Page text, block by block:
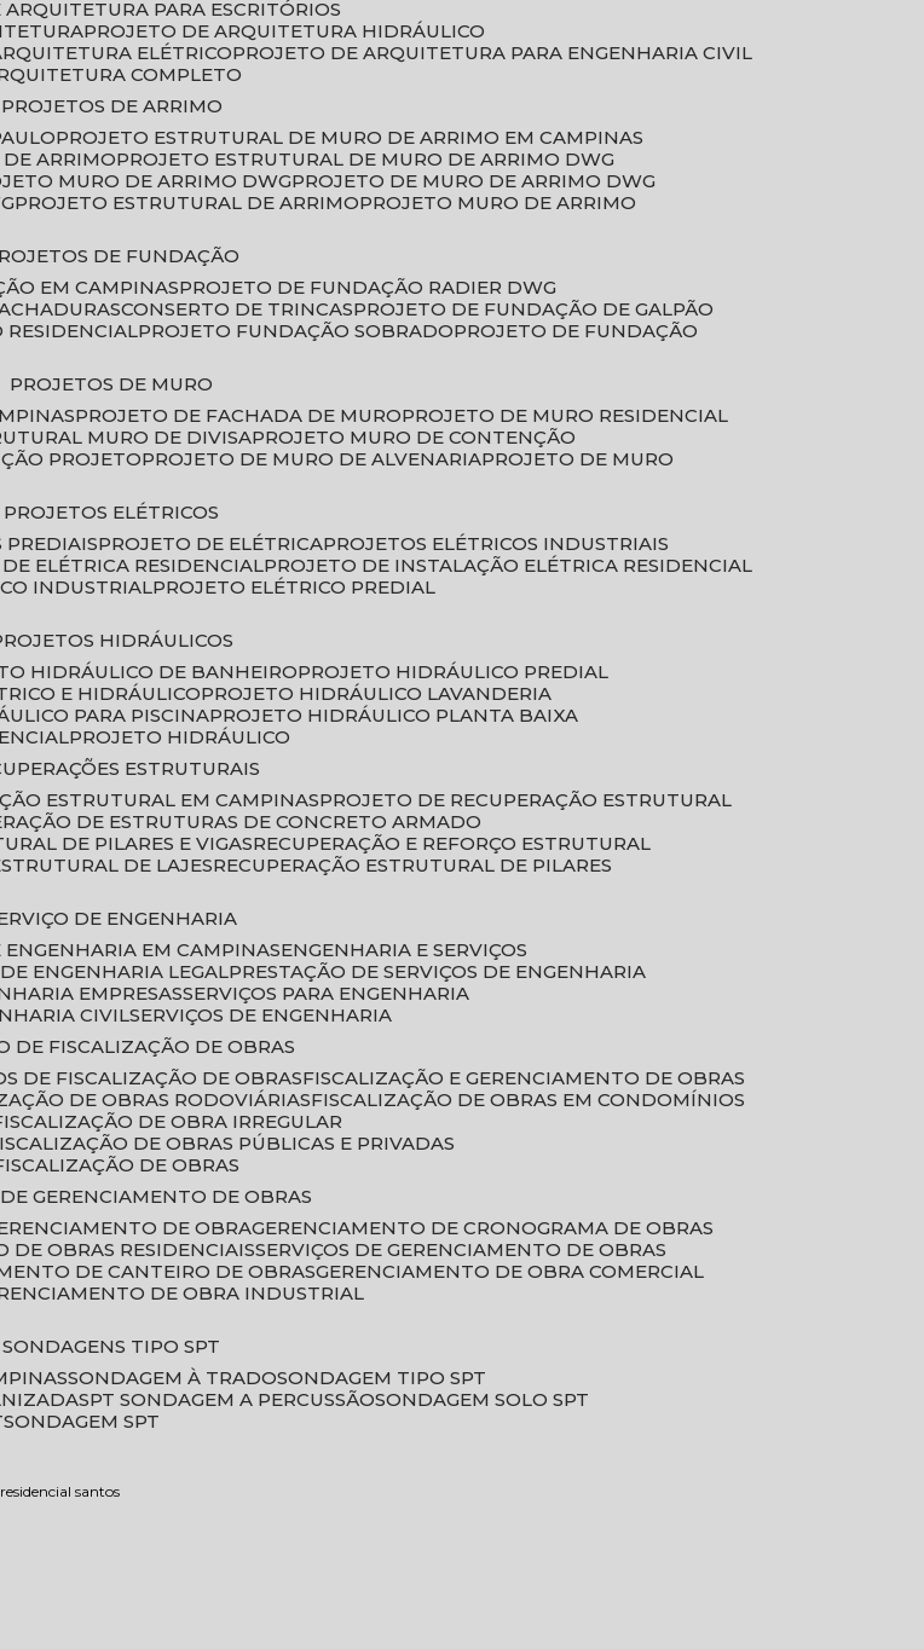
ARQUITETURA PARA ESCRITÓRIOS
PROJETO DE ARQUITETURA HIDRÁULICO
ELÉTRICO
PROJETO DE ARQUITETURA PARA ENGENHARIA CIVIL
COMPLETO
PROJETOS DE ARRIMO
PROJETO ESTRUTURAL DE MURO DE ARRIMO EM CAMPINAS
DE ARRIMO
PROJETO ESTRUTURAL DE MURO DE ARRIMO DWG
MURO DE ARRIMO DWG
PROJETO DE MURO DE ARRIMO DWG
PROJETO ESTRUTURAL DE ARRIMO
PROJETO MURO DE ARRIMO
PROJETOS DE FUNDAÇÃO
EM CAMPINAS
PROJETO DE FUNDAÇÃO RADIER DWG
CONSERTO DE TRINCAS
PROJETO DE FUNDAÇÃO DE GALPÃO
RESIDENCIAL PROJETO FUNDAÇÃO SOBRADO
PROJETO DE FUNDAÇÃO
PROJETOS DE MURO
PROJETO DE FACHADA DE MURO
PROJETO DE MURO RESIDENCIAL
MURO DE DIVISA
PROJETO MURO DE CONTENÇÃO
PROJETO PROJETO DE MURO DE ALVENARIA
PROJETO DE MURO
PROJETOS ELÉTRICOS
PREDIAIS PROJETO DE ELÉTRICA
PROJETOS ELÉTRICOS INDUSTRIAIS
DE ELÉTRICA RESIDENCIAL
PROJETO DE INSTALAÇÃO ELÉTRICA RESIDENCIAL
INDUSTRIAL
PROJETO ELÉTRICO PREDIAL
PROJETOS HIDRÁULICOS
HIDRÁULICO DE BANHEIRO
PROJETO HIDRÁULICO PREDIAL
E HIDRÁULICO
PROJETO HIDRÁULICO LAVANDERIA
PARA PISCINA
PROJETO HIDRÁULICO PLANTA BAIXA
PROJETO HIDRÁULICO
ESTRUTURAIS
ESTRUTURAL EM CAMPINAS
PROJETO DE RECUPERAÇÃO ESTRUTURAL
DE ESTRUTURAS DE CONCRETO ARMADO
DE PILARES E VIGAS
RECUPERAÇÃO E REFORÇO ESTRUTURAL
DE LAJES
RECUPERAÇÃO ESTRUTURAL DE PILARES
DE ENGENHARIA
ENGENHARIA EM CAMPINAS
ENGENHARIA E SERVIÇOS
DE ENGENHARIA LEGAL
PRESTAÇÃO DE SERVIÇOS DE ENGENHARIA
EMPRESAS SERVIÇOS PARA ENGENHARIA
CIVIL SERVIÇOS DE ENGENHARIA
DE FISCALIZAÇÃO DE OBRAS
DE FISCALIZAÇÃO DE OBRAS
FISCALIZAÇÃO E GERENCIAMENTO DE OBRAS
DE OBRAS RODOVIÁRIAS
FISCALIZAÇÃO DE OBRAS EM CONDOMÍNIOS
FISCALIZAÇÃO DE OBRA IRREGULAR
FISCALIZAÇÃO DE OBRAS PÚBLICAS E PRIVADAS
DE OBRAS
DE GERENCIAMENTO DE OBRAS
DE OBRA
GERENCIAMENTO DE CRONOGRAMA DE OBRAS
DE OBRAS RESIDENCIAIS SERVIÇOS DE GERENCIAMENTO DE OBRAS
DE CANTEIRO DE OBRAS
GERENCIAMENTO DE OBRA COMERCIAL
DE OBRA INDUSTRIAL
SONDAGENS TIPO SPT
SONDAGEM À TRADO SONDAGEM TIPO SPT
SPT SONDAGEM A PERCUSSÃO SONDAGEM SOLO SPT
SONDAGEM SPT
santos